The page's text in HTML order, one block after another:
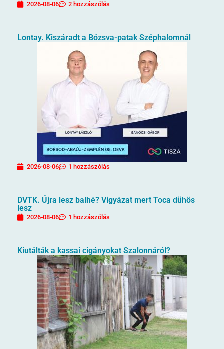
2026-08-06 2 hozzászólás
Lontay. Kiszáradt a Bózsva-patak Széphalomnál
2026-08-06 1 hozzászólás
DVTK. Újra lesz balhé? Vigyázat mert Toca dühös
lesz
2026-08-06 1 hozzászólás
Kiutálták a kassai cigányokat Szalonnáról?